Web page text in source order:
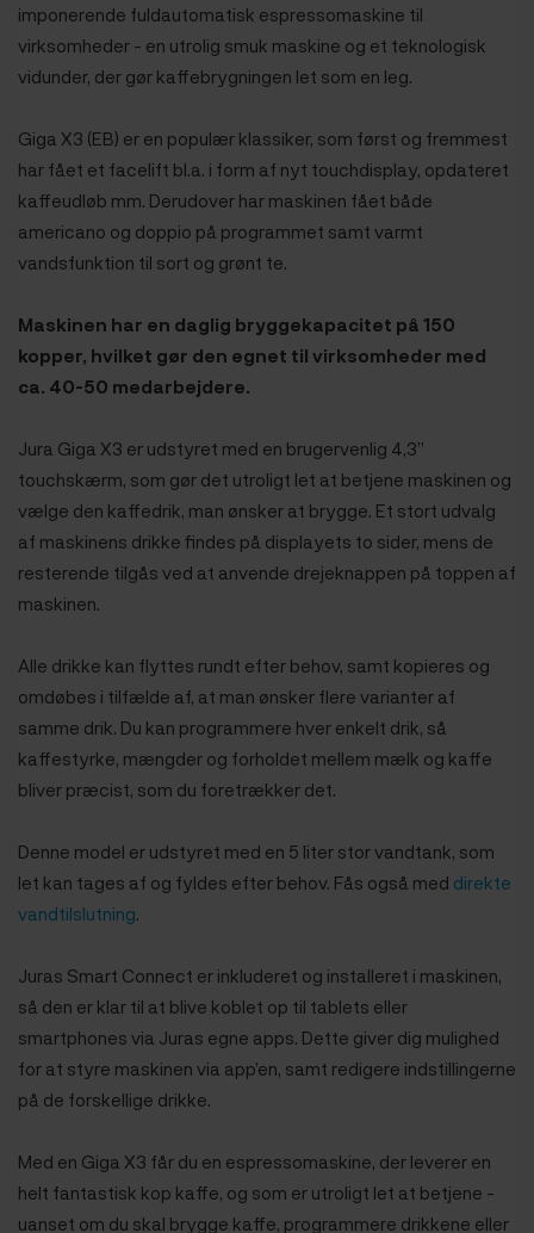
imponerende fuldautomatisk espressomaskine til
virksomheder - en utrolig smuk maskine og et teknologisk
vidunder, der gør kaffebrygningen let som en leg.
Giga X3 (EB) er en populær klassiker, som først og fremmest
har fået et facelift bl.a. i form af nyt touchdisplay, opdateret
kaffeudløb mm. Derudover har maskinen fået både
americano og doppio på programmet samt varmt
vandsfunktion til sort og grønt te.
Maskinen har en daglig bryggekapacitet på 150
kopper, hvilket gør den egnet til virksomheder med
ca. 40-50 medarbejdere.
Jura Giga X3 er udstyret med en brugervenlig 4,3”
touchskærm, som gør det utroligt let at betjene maskinen og
vælge den kaffedrik, man ønsker at brygge. Et stort udvalg
af maskinens drikke findes på displayets to sider, mens de
resterende tilgås ved at anvende drejeknappen på toppen af
maskinen.
Alle drikke kan flyttes rundt efter behov, samt kopieres og
omdøbes i tilfælde af, at man ønsker flere varianter af
samme drik. Du kan programmere hver enkelt drik, så
kaffestyrke, mængder og forholdet mellem mælk og kaffe
bliver præcist, som du foretrækker det.
Denne model er udstyret med en 5 liter stor vandtank, som
let kan tages af og fyldes efter behov. Fås også med direkte
vandtilslutning.
Juras Smart Connect er inkluderet og installeret i maskinen,
så den er klar til at blive koblet op til tablets eller
smartphones via Juras egne apps. Dette giver dig mulighed
for at styre maskinen via app’en, samt redigere indstillingerne
på de forskellige drikke.
Med en Giga X3 får du en espressomaskine, der leverer en
helt fantastisk kop kaffe, og som er utroligt let at betjene -
uanset om du skal brygge kaffe, programmere drikkene eller